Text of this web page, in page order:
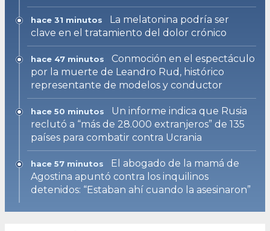
hace 31 minutos
La melatonina podría ser
clave en el tratamiento del dolor crónico
hace 47 minutos
Conmoción en el espectáculo
por la muerte de Leandro Rud, histórico
representante de modelos y conductor
hace 50 minutos
Un informe indica que Rusia
reclutó a “más de 28.000 extranjeros” de 135
países para combatir contra Ucrania
hace 57 minutos
El abogado de la mamá de
Agostina apuntó contra los inquilinos
detenidos: “Estaban ahí cuando la asesinaron”